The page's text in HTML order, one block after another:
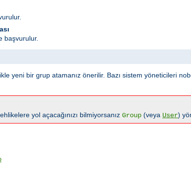
başvurulur.
yeni bir grup atamanız önerilir. Bazı sistem yöneticileri
yol açacağınızı bilmiyorsanız Group (veya User)